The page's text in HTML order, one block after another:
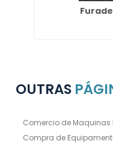
OUTRAS
Comercio de
Compra de